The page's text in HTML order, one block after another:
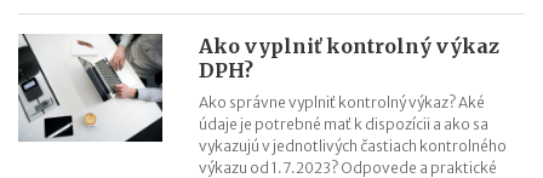
50-tisíc podnikateľom, ktorí nemajú ekasu finančná správa
pošle upozornenia
Takmer tretina maloobchodníkov ešte nemá eKasu
Finančná správa kontroluje pokladnice aj rekreačné príspevky
Zavedenie eKasy sa odkladá do januára 2020
Ako vyplniť kontrolný výkaz
DPH?
Ako správne vyplniť kontrolný výkaz? Aké
údaje je potrebné mať k dispozícii a ako sa
vykazujú v jednotlivých častiach kontrolného
výkazu od 1.7.2023? Odpovede a praktické